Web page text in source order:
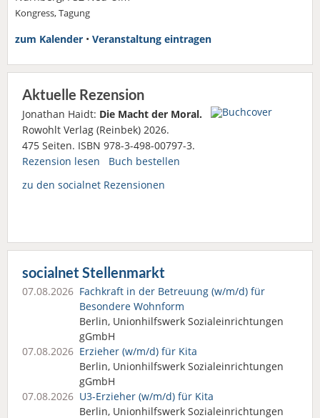
Kongress, Tagung
zum Kalender • Veranstaltung eintragen
Aktuelle Rezension
Jonathan Haidt: Die Macht der Moral.
Rowohlt Verlag (Reinbek) 2026.
475 Seiten. ISBN 978-3-498-00797-3.
Rezension lesen
Buch bestellen
zu den socialnet Rezensionen
socialnet Stellenmarkt
07.08.2026 Fachkraft in der Betreuung (w/m/d) für
Besondere Wohnform
Berlin, Unionhilfswerk Sozialeinrichtungen
gGmbH
07.08.2026 Erzieher (w/m/d) für Kita
Berlin, Unionhilfswerk Sozialeinrichtungen
gGmbH
07.08.2026 U3-Erzieher (w/m/d) für Kita
Berlin, Unionhilfswerk Sozialeinrichtungen